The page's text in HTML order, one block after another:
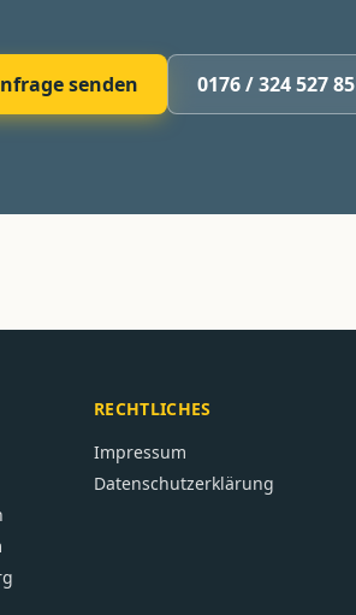
senden 0176 / 324 527 85
RECHTLICHES
Impressum
Datenschutzerklärung